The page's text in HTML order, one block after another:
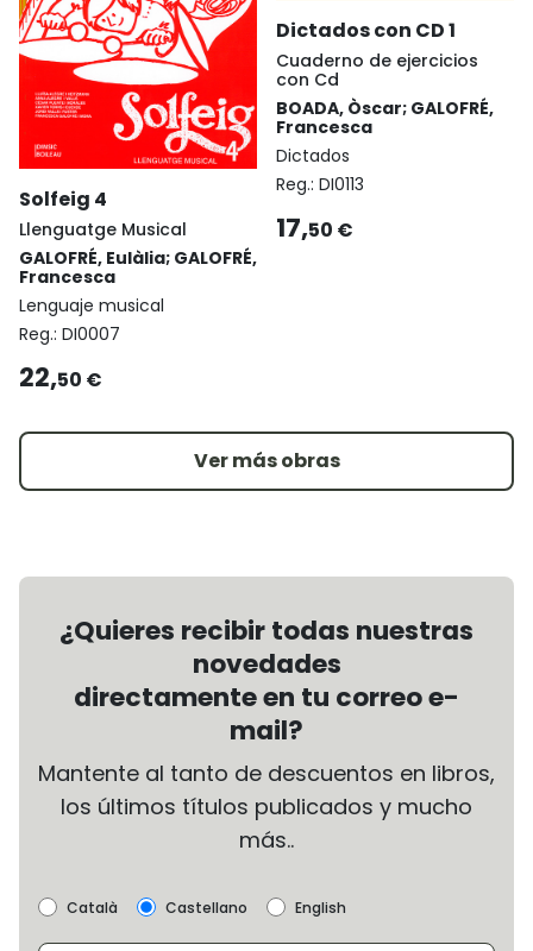
Solfeig 4
Llenguatge Musical
GALOFRÉ, Eulàlia; GALOFRÉ,
Francesca
Lenguaje musical
Reg.: DI0007
22,50 €
Dictados con CD 1
Cuaderno de ejercicios
con Cd
BOADA, Òscar; GALOFRÉ,
Francesca
Dictados
Reg.: DI0113
17,50 €
Ver más obras
¿Quieres recibir todas nuestras
novedades
directamente en tu correo e-
mail?
Mantente al tanto de descuentos en libros,
los últimos títulos publicados y mucho
más..
Català Castellano English